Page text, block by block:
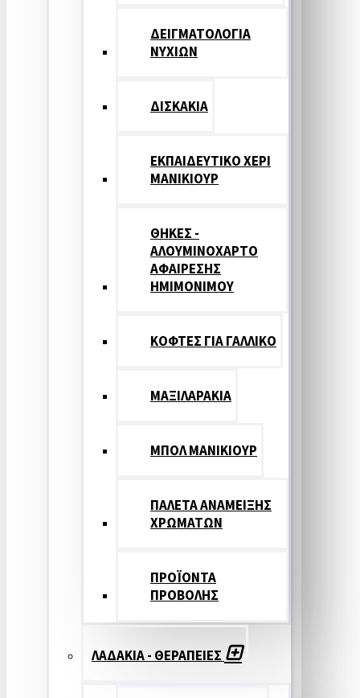
ΔΕΙΓΜΑΤΟΛΟΓΙΑ
ΝΥΧΙΩΝ
ΔΙΣΚΑΚΙΑ
ΕΚΠΑΙΔΕΥΤΙΚΟ ΧΕΡΙ
ΜΑΝΙΚΙΟΥΡ
ΘΗΚΕΣ -
ΑΛΟΥΜΙΝΟΧΑΡΤΟ
ΑΦΑΙΡΕΣΗΣ
ΗΜΙΜΟΝΙΜΟΥ
ΚΟΦΤΕΣ ΓΙΑ ΓΑΛΛΙΚΟ
ΜΑΞΙΛΑΡΑΚΙΑ
ΜΠΟΛ ΜΑΝΙΚΙΟΥΡ
ΠΑΛΕΤΑ ΑΝΑΜΕΙΞΗΣ
ΧΡΩΜΑΤΩΝ
ΠΡΟΪΟΝΤΑ
ΠΡΟΒΟΛΗΣ
ΛΑΔΑΚΙΑ - ΘΕΡΑΠΕΙΕΣ